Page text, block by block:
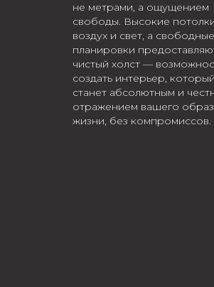
не метрами, а ощущением
свободы. Высокие
воздух и свет, а свободные
планировки
чистый холст —
создать интерьер, который
станет абсолютным и
отражением вашего
жизни, без компромиссов.